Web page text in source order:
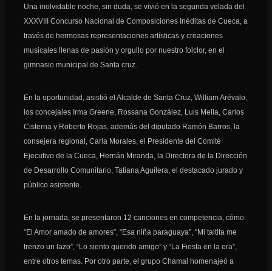
Una inolvidable noche, sin duda, se vivió en la segunda velada del
XXXVIII Concurso Nacional de Composiciones Inéditas de Cueca, a
través de hermosas representaciones artísticas y creaciones
musicales llenas de pasión y orgullo por nuestro folclor, en el
gimnasio municipal de Santa cruz.
En la oportunidad, asistió el Alcalde de Santa Cruz, William Arévalo,
los concejales Irma Greene, Rossana González, Luis Mella, Carlos
Cisterna y Roberto Rojas, además del diputado Ramón Barros, la
consejera regional, Carla Morales, el Presidente del Comité
Ejecutivo de la Cueca, Hernán Miranda, la Directora de la Dirección
de Desarrollo Comunitario, Tatiana Aguilera, el destacado jurado y
público asistente.
En la jornada, se presentaron 12 canciones en competencia, cómo:
“El Amor amado de amores”, “Esa niña paraguaya”, “Mi taitita me
trenzo un lazo”, “Lo siento querido amigo” y “La Fiesta en la era”,
entre otros temas. Por otro parte, el grupo Chamal homenajeó a